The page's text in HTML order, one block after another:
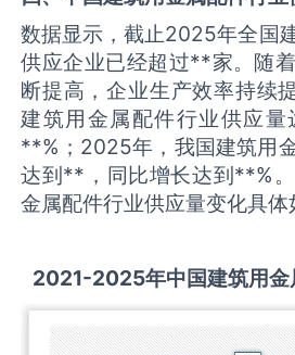
数据显示，截止2025年全国
供应企业已经超过**家。随
断提高，企业生产效率持续
建筑用金属配件行业供应
**%；2025年，我国建筑用
达到**，同比增长达到**%
金属配件行业供应量变化具体
2021-2025年中国建筑用金